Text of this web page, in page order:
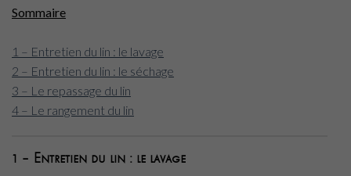
Sommaire
1 – Entretien du lin : le lavage
2 – Entretien du lin : le séchage
3 – Le repassage du lin
4 – Le rangement du lin
1 – Entretien du lin : le lavage